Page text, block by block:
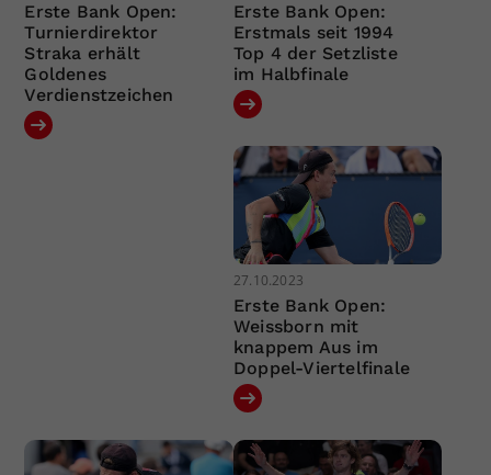
Erste Bank Open:
Turnierdirektor
Straka erhält
Goldenes
Verdienstzeichen
Erste Bank Open:
Erstmals seit 1994
Top 4 der Setzliste
im Halbfinale
27.10.2023
Erste Bank Open:
Weissborn mit
knappem Aus im
Doppel-Viertelfinale